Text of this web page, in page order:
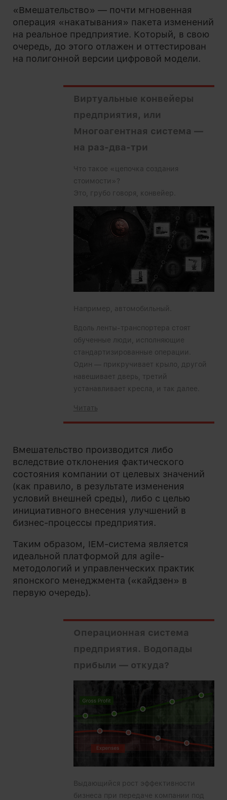
«Вмешательство» — почти мгновенная
операция «накатывания» пакета изменений
на реальное предприятие. Который, в свою
очередь, до этого отлажен и оттестирован
на полигонной версии цифровой модели.
Виртуальные конвейеры
предприятия, или
Многоагентная система —
на раз-два-три
Что такое «цепочка создания
стоимости»?
Это, грубо говоря, конвейер.
Например, автомобильный.
Вдоль ленты-транспортера стоят
обученные люди, исполняющие
стандартизированные операции.
Один — прикручивает крыло, другой
навешивает дверь, третий
устанавливает кресла, и так далее.
Читать
Вмешательство производится либо
вследствие отклонения фактического
состояния компании от целевых значений
(как правило, в результате изменения
условий внешней среды), либо с целью
инициативного внесения улучшений в
бизнес-процессы предприятия.
Таким образом, IEM-система является
идеальной платформой для agile-
методологий и управленческих практик
японского менеджмента («кайдзен» в
первую очередь).
Операционная система
предприятия. Водопады
прибыли — откуда?
Выдающийся рост эффективности
бизнеса при передаче компании под